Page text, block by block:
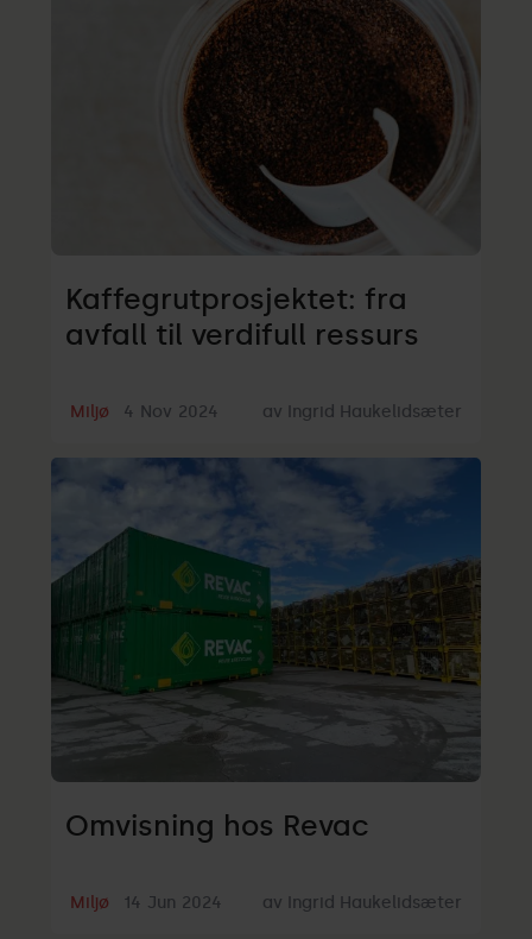
Kaffegrutprosjektet: fra
avfall til verdifull ressurs
Miljø 4 Nov 2024 av Ingrid Haukelidsæter
Omvisning hos Revac
Miljø 14 Jun 2024 av Ingrid Haukelidsæter